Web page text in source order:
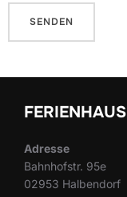
FERIENHAUS
Adresse
Bahnhofstr. 95e
02953 Halbendorf